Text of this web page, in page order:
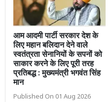
आम आदमी पार्टी सरकार देश के
लिए महान बलिदान देने वाले
स्वतंत्रता सेनानियों के सपनों को
साकार करने के लिए पूरी तरह
प्रतिबद्ध : मुख्यमंत्री भगवंत सिंह
मान
Published On 01 Aug 2026